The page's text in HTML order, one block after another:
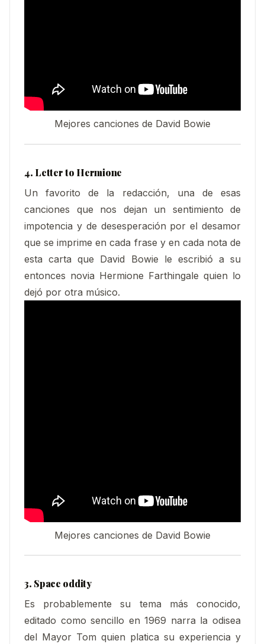
Mejores canciones de David Bowie
4. Letter to Hermione
Un favorito de la redacción, una de esas
canciones que nos dejan un sentimiento de
impotencia y de desesperación por el desamor
que se imprime en cada frase y en cada nota de
esta carta que David Bowie le escribió a su
entonces novia Hermione Farthingale quien lo
dejó por otra músico.
Mejores canciones de David Bowie
3. Space oddity
Es probablemente su tema más conocido,
editado como sencillo en 1969 narra la odisea
del Mayor Tom quien platica su experiencia y